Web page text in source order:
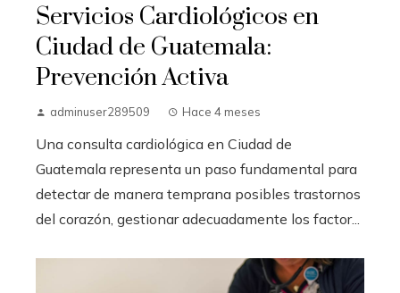
Servicios Cardiológicos en
Ciudad de Guatemala:
Prevención Activa
adminuser289509 Hace 4 meses
Una consulta cardiológica en Ciudad de
Guatemala representa un paso fundamental para
detectar de manera temprana posibles trastornos
del corazón, gestionar adecuadamente los factor...